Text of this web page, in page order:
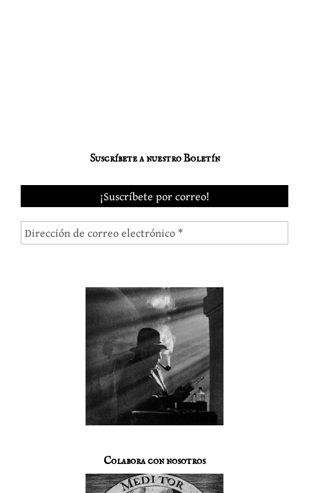
Suscríbete a nuestro Boletín
Colabora con nosotros